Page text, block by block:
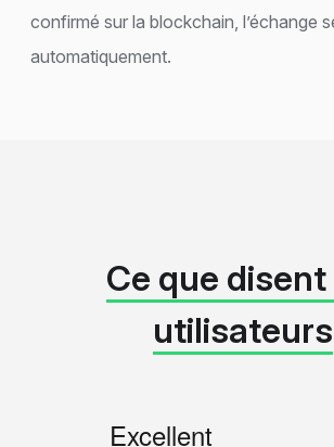
confirmé sur la blockchain, l’échange
automatiquement.
Ce que disent
utilisateurs